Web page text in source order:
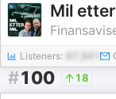
Mil
Listeners: 67,941
#100 18